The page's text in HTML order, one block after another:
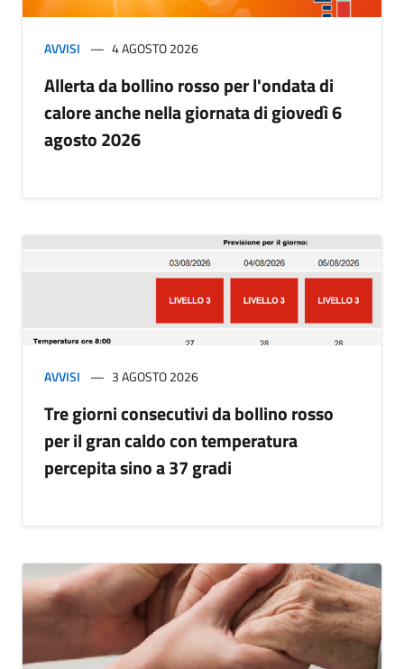
AVVISI 4 AGOSTO 2026
Allerta da bollino rosso per l'ondata di
calore anche nella giornata di giovedì 6
agosto 2026
AVVISI 3 AGOSTO 2026
Tre giorni consecutivi da bollino rosso
per il gran caldo con temperatura
percepita sino a 37 gradi